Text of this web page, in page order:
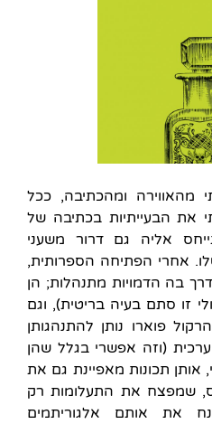
מהאווירה ומהכתיבה, ככל
את הבעייתיות בכתיבה של
אליה גם דרור משעני
אחרי הפתיחה הספרותית,
בה הדמויות מתנהלות; הן
זו סתם בעיה בריטית), וגם
פוארו נותן להתנהגותן
(וזה אפשרי בגלל שהן
אותן תכונות מאפיינת גם את
שמפצח את התעלומות רק
את אותם אלגוריתמים